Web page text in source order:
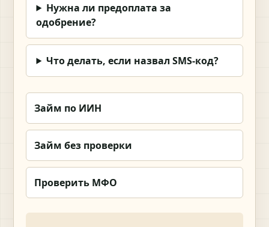
Нужна ли предоплата за
одобрение?
Что делать, если назвал SMS-код?
Займ по ИИН
Займ без проверки
Проверить МФО